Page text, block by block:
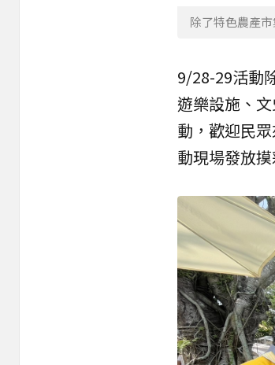
除了特色農產
9/28-29活動
遊樂設施、
動，歡迎民
動現場發放